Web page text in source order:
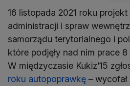
16 listopada 2021 roku projekt
administracji i spraw
samorządu terytorialnego i
które podjęły nad nim prace
W międzyczasie Kukiz’15
roku autopoprawkę –